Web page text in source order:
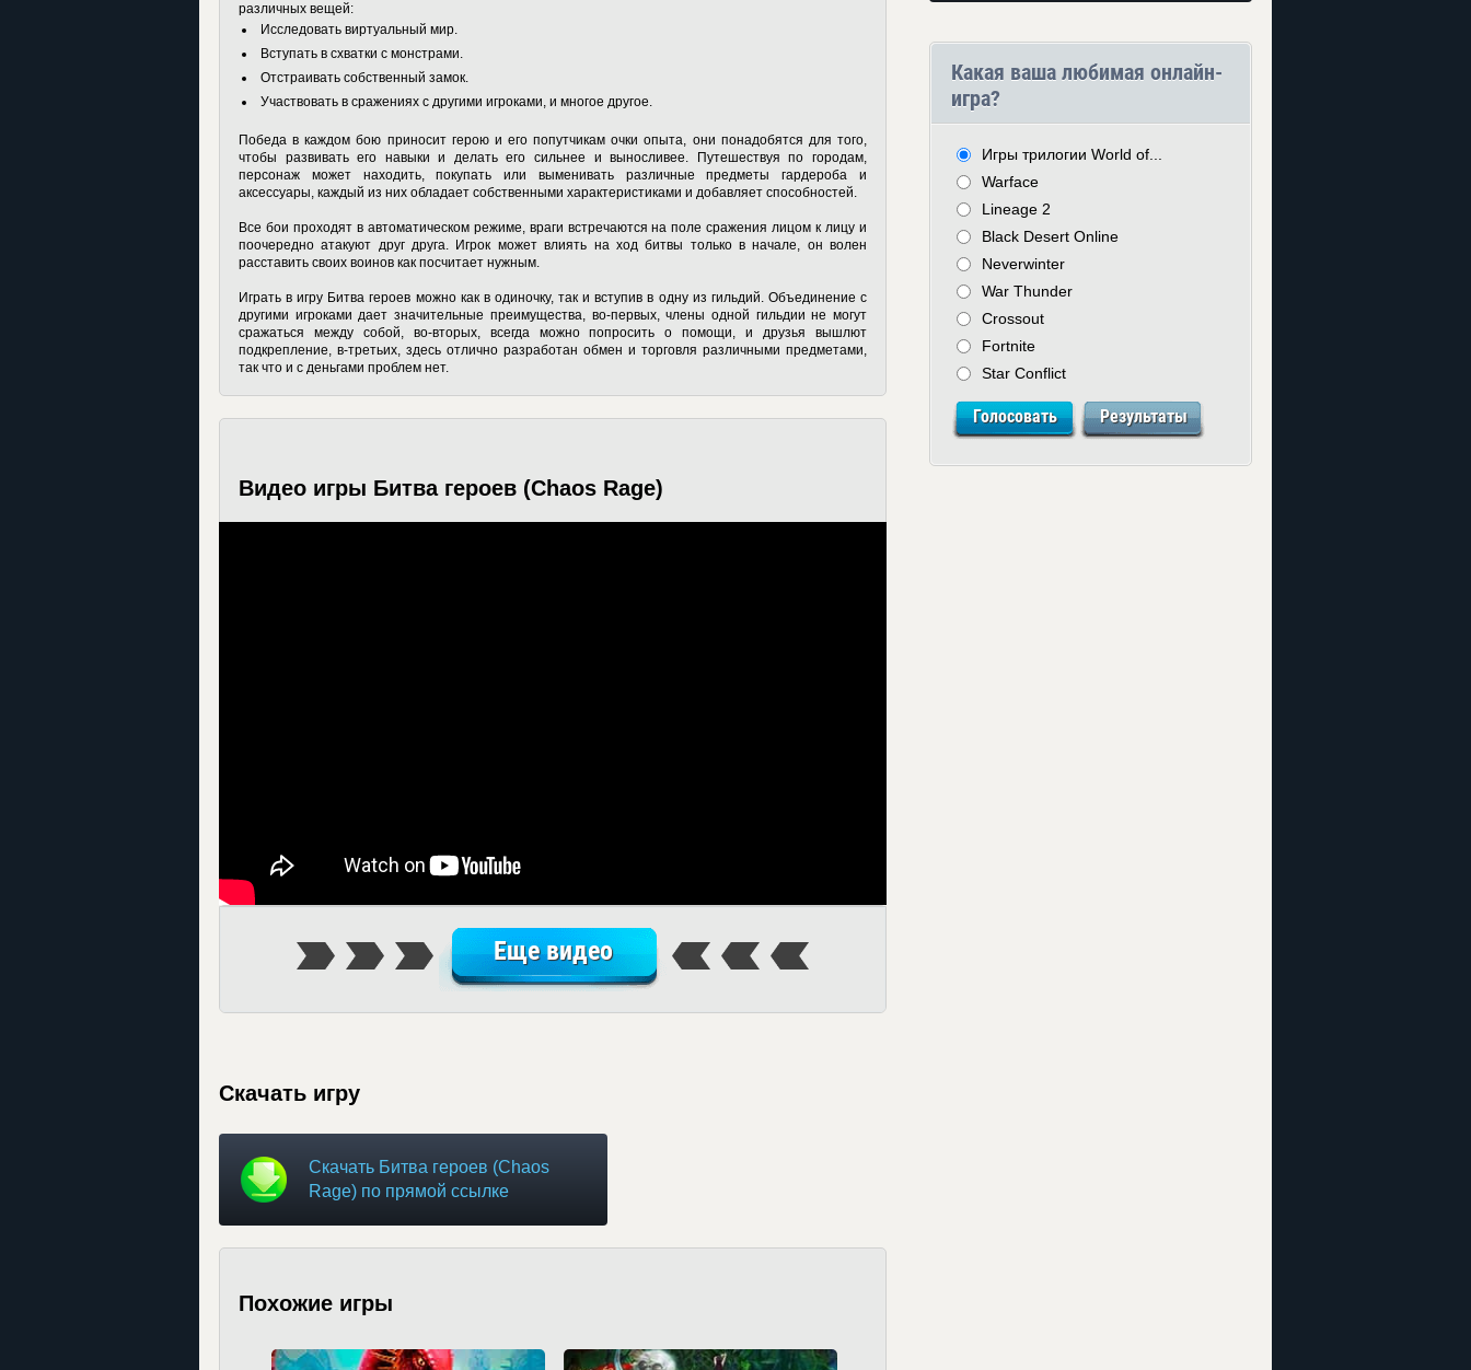
различных вещей:
Исследовать виртуальный мир.
Вступать в схватки с монстрами.
Отстраивать собственный замок.
Участвовать в сражениях с другими игроками, и многое другое.
Победа в каждом бою приносит герою и его попутчикам очки опыта, они понадобятся для того,
чтобы развивать его навыки и делать его сильнее и выносливее. Путешествуя по городам,
персонаж может находить, покупать или выменивать различные предметы гардероба и
аксессуары, каждый из них обладает собственными характеристиками и добавляет способностей.
Все бои проходят в автоматическом режиме, враги встречаются на поле сражения лицом к лицу и
поочередно атакуют друг друга. Игрок может влиять на ход битвы только в начале, он волен
расставить своих воинов как посчитает нужным.
Играть в игру Битва героев можно как в одиночку, так и вступив в одну из гильдий. Объединение с
другими игроками дает значительные преимущества, во-первых, члены одной гильдии не могут
сражаться между собой, во-вторых, всегда можно попросить о помощи, и друзья вышлют
подкрепление, в-третьих, здесь отлично разработан обмен и торговля различными предметами,
так что и с деньгами проблем нет.
Видео игры Битва героев (Chaos Rage)
Еще видео
Скачать игру
Скачать Битва героев (Chaos
Rage) по прямой ссылке
Похожие игры
Какая ваша любимая онлайн-
игра?
Игры трилогии World of...
Warface
Lineage 2
Black Desert Online
Neverwinter
War Thunder
Crossout
Fortnite
Star Conflict